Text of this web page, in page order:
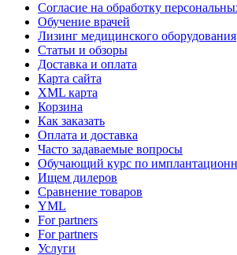
Согласие на обработку
Обучение врачей
Лизинг медицинского оборудования
Статьи и обзоры
Доставка и оплата
Карта сайта
XML карта
Корзина
Как заказать
Оплата и доставка
Часто задаваемые вопросы
Обучающий курс по
Ищем дилеров
Сравнение товаров
YML
For partners
For partners
Услуги